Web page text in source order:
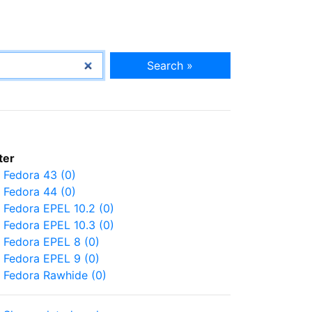
Search »
Fedora 43 (0)
Fedora 44 (0)
Fedora EPEL 10.2 (0)
Fedora EPEL 10.3 (0)
Fedora EPEL 8 (0)
Fedora EPEL 9 (0)
Fedora Rawhide (0)